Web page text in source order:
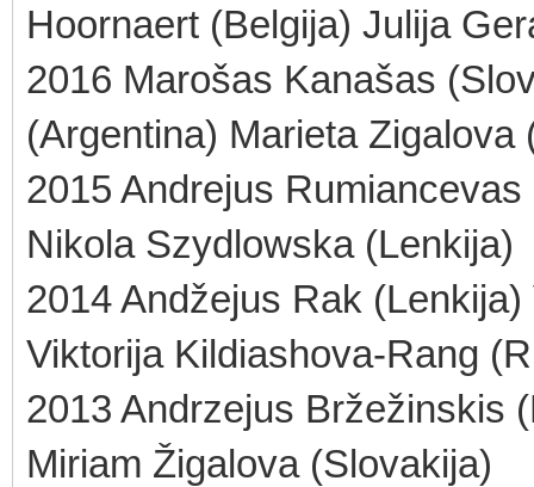
Hoornaert (Belgija) Julija
2016 Marošas Kanašas
(Argentina) Marieta Zigalova
2015 Andrejus
Nikola Szydlowska (Lenkija)
2014 Andžejus Rak
Viktorija Kildiashova-Rang
2013 Andrzejus Bržežinskis
Miriam Žigalova (Slovakija)